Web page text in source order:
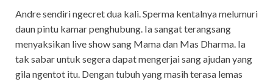
Andre sendiri ngecret dua kali. Sperma kentalnya melumuri
daun pintu kamar penghubung. Ia sangat terangsang
menyaksikan live show sang Mama dan Mas Dharma. Ia
tak sabar untuk segera dapat mengerjai sang ajudan yang
gila ngentot itu. Dengan tubuh yang masih terasa lemas